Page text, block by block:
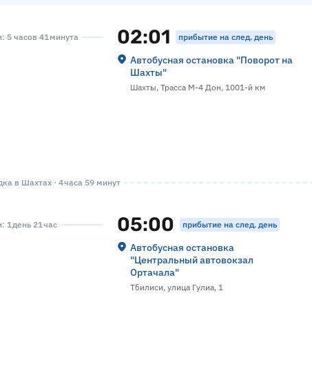
5 часов 41 минута 02:01 прибытие на след. день
Автобусная остановка "Поворот на
Шахты"
Шахты, Трасса М-4 Дон, 1001-й км
в Шахтах · 4 часа 59 минут
1 день 21 час 05:00 прибытие на след. день
Автобусная остановка
"Центральный автовокзал
Ортачала"
Тбилиси, улица Гулиа, 1